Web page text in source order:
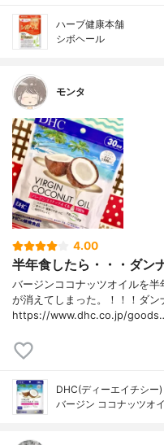
ハーブ健康本舗
シボヘール
モンタ
4.00
半年食したら・・・ダン
バージンココナッツオイルを
が消えてしまった。！！！ダン
https://www.dhc.co.jp/
DHC(ディーエイチシー)
バージン ココナッツオ